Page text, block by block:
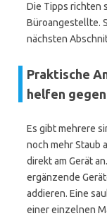
Die Tipps richten
Büroangestellte.
nächsten
Praktische
helfen
Es gibt mehrere
noch mehr Staub
direkt am Gerät
ergänzende
addieren. Eine
einer einzelnen